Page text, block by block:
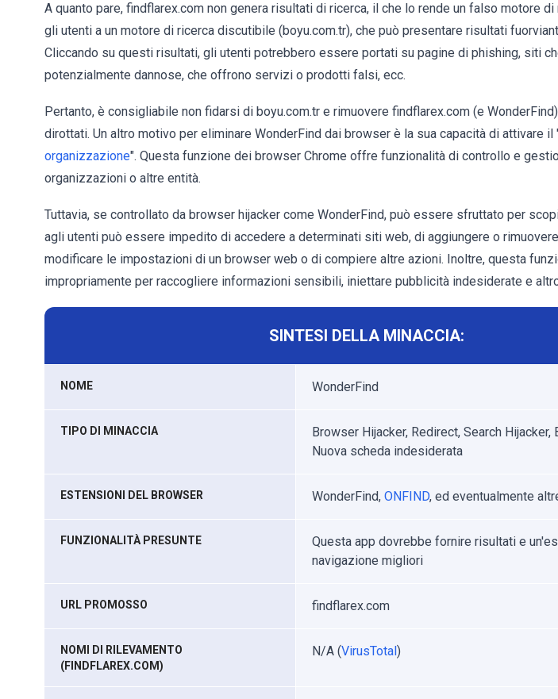
A quanto pare, findflarex.com non genera risultati di ricerca, il che lo rende un falso motore di
gli utenti a un motore di ricerca discutibile (boyu.com.tr), che può presentare risultati
Cliccando su questi risultati, gli utenti potrebbero essere portati su pagine di phishing, siti
potenzialmente dannose, che offrono servizi o prodotti falsi, ecc.
Pertanto, è consigliabile non fidarsi di boyu.com.tr e rimuovere findflarex.com (e
dirottati. Un altro motivo per eliminare WonderFind dai browser è la sua capacità di attivare il
organizzazione". Questa funzione dei browser Chrome offre funzionalità di controllo e
organizzazioni o altre entità.
Tuttavia, se controllato da browser hijacker come WonderFind, può essere sfruttato per
agli utenti può essere impedito di accedere a determinati siti web, di aggiungere o
modificare le impostazioni di un browser web o di compiere altre azioni. Inoltre, questa
impropriamente per raccogliere informazioni sensibili, iniettare pubblicità indesiderate e
SINTESI DELLA MINACCIA:
NOME WonderFind
TIPO DI MINACCIA
Browser Hijacker, Redirect, Search Hijacker,
Nuova scheda indesiderata
ESTENSIONI DEL BROWSER WonderFind, ONFIND, ed eventualmente
FUNZIONALITÀ PRESUNTE
Questa app dovrebbe fornire risultati e
navigazione migliori
URL PROMOSSO findflarex.com
NOMI DI RILEVAMENTO
(FINDFLAREX.COM)
N/A (VirusTotal)